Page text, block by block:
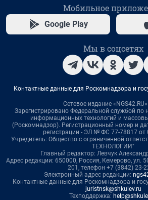
Мобильное
Google Play
Мы в соцсетях
Контактные данные для Роскомнадзора и
Сетевое издание
Зарегистрировано Федеральной службой по
информационных технологий и
(Роскомнадзор). Регистрационный номер и
регистрации - ЭЛ № ФС 77-78817 от
Учредитель: Общество с ограниченной
ТЕХНОЛОГИИ"
Главный редактор: Левчук
Адрес редакции: 650000, Россия, Кемерово, ул.
201, телефон +7 (3842) 23-
Электронный адрес редакции:
Контактные данные для Роскомнадзора и
juristnsk@shkulev.ru
Техподдержка: